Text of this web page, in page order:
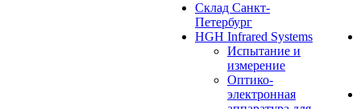
Cклад Санкт-
Петербург
HGH Infrared Systems
Испытание и
измерение
Оптико-
электронная